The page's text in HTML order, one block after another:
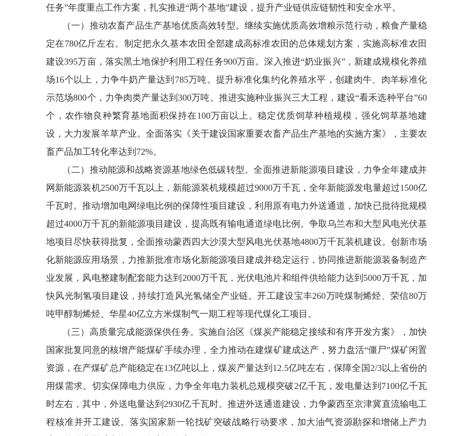
任务”年度重点工作方案，扎实推进“两个基地”建设，提升产业链供应链韧性和安全水平。
（一）推动农畜产品生产基地优质高效转型。继续实施优质高效增粮示范行动，粮食产量稳
定在780亿斤左右。制定把永久基本农田全部建成高标准农田的总体规划方案，实施高标准农田
建设395万亩，落实黑土地保护利用工程任务900万亩。深入推进“奶业振兴”，新建成规模化养殖
场16个以上，力争牛奶产量达到785万吨。提升标准化集约化养殖水平，创建肉牛、肉羊标准化
示范场800个，力争肉类产量达到300万吨。推进实施种业振兴三大工程，建设“看禾选种平台”60
个，农作物良种繁育基地面积保持在100万亩以上。稳定优质饲草种植规模，强化饲草基地建
设，大力发展羊草产业。全面落实《关于建设国家重要农畜产品生产基地的实施方案》，主要农
畜产品加工转化率达到72%。
（二）推动能源和战略资源基地绿色低碳转型。全面推进新能源项目建设，力争全年建成并
网新能源装机2500万千瓦以上，新能源装机规模超过9000万千瓦，全年新能源发电量超过1500亿
千瓦时。推动增加电网绿电比例的保障性项目建设，利用原有电力外送通道，加快已批待批规模
超过4000万千瓦的新能源项目建设，提高既有输电通道绿电比例。争取乌兰布和大型风电光伏基
地项目尽快获得批复，全面推动蒙西四大沙漠大型风电光伏基地4800万千瓦装机建设。创新市场
化新能源应用场景，力推新批准市场化新能源项目建成并稳定运行，协同推进新能源装备制造产
业发展，风电整建制配套能力达到2000万千瓦，光伏电池片和组件供给能力达到5000万千瓦，加
快风光制氢项目建设，持续打造风光氢储全产业链。开工建设宝丰260万吨煤制烯烃、荣信80万
吨甲醇制烯烃、华星40亿立方米煤制气一期工程等现代煤化工项目。
（三）高质量完成能源保供任务。实施自治区《煤炭产能稳定接续和有序开发方案》，加快
国家批复同意的核增产能煤矿手续办理，全力推动在建煤矿建成达产，努力盘活“僵尸”煤矿闲置
资源，在产煤矿总产能稳定在13亿吨以上，煤炭产量达到12.5亿吨左右，保障全国2/3以上省份的
用煤需求。切实保障电力供应，力争全年电力装机总规模突破2亿千瓦，发电量达到7100亿千瓦
时左右，其中，外送电量达到2930亿千瓦时。推进外送通道建设，力争蒙西至京津冀直流输电工
程核准并开工建设。落实国家新一轮找矿突破战略行动要求，加大油气资源勘探和增储上产力